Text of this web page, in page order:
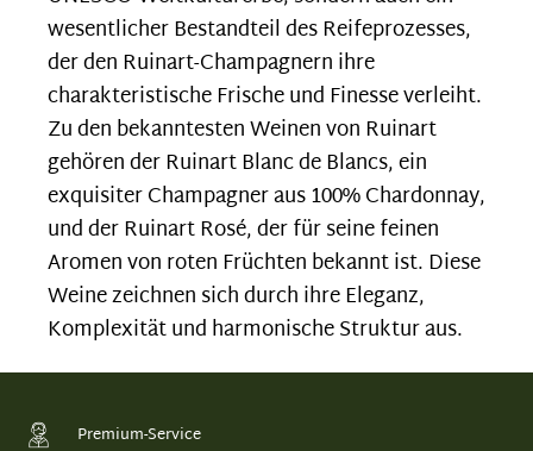
wesentlicher Bestandteil des Reifeprozesses,
der den Ruinart-Champagnern ihre
charakteristische Frische und Finesse verleiht.
Zu den bekanntesten Weinen von Ruinart
gehören der Ruinart Blanc de Blancs, ein
exquisiter Champagner aus 100% Chardonnay,
und der Ruinart Rosé, der für seine feinen
Aromen von roten Früchten bekannt ist. Diese
Weine zeichnen sich durch ihre Eleganz,
Komplexität und harmonische Struktur aus.
Premium-Service